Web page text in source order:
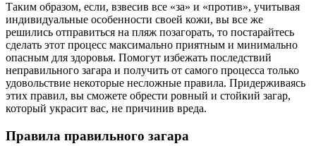
Таким образом, если, взвесив все «за» и «против», учитывая
индивидуальные особенности своей кожи, вы все же
решились отправиться на пляж позагорать, то постарайтесь
сделать этот процесс максимально приятным и минимально
опасным для здоровья. Помогут избежать последствий
неправильного загара и получить от самого процесса только
удовольствие некоторые несложные правила. Придерживаясь
этих правил, вы сможете обрести ровный и стойкий загар,
который украсит вас, не причинив вреда.
Правила правильного загара